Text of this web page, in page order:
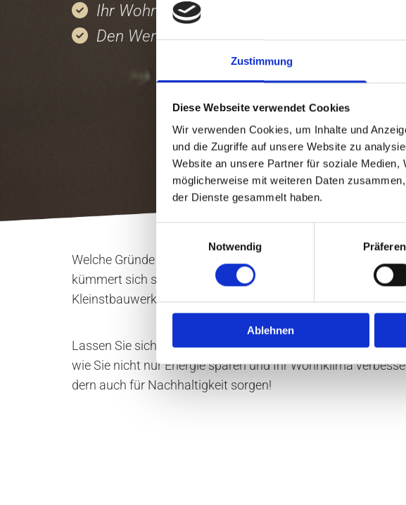
Zustimmung
Diese Webseite verwendet Cookies
Wir verwenden Cookies, um Inhalte und
und die Zugriffe auf unsere Website zu
Website an unsere Partner für soziale
möglicherweise mit weiteren Daten
der Dienste gesammelt haben.
Notwendig
Ablehnen
 Ihr Wohnklima verbessern?
 Den Wert Ihres Hauses erhalten oder
Wel­che Grün­de Sie auch immer haben, un­se­re Zim­me­rei in
küm­mert sich schnell und ra­tio­nal um die Sa­nie­rung von
Kleinst­bau­wer­ken, Ein­fa­mi­li­en­häu­sern und In­dus­trie­hal­len.
Las­sen Sie sich von uns um­fang­reich be­ra­ten und wir
wie Sie nicht nur En­er­gie spa­ren und Ihr Wohn­kli­ma
dern auch für Nach­hal­tig­keit sor­gen!